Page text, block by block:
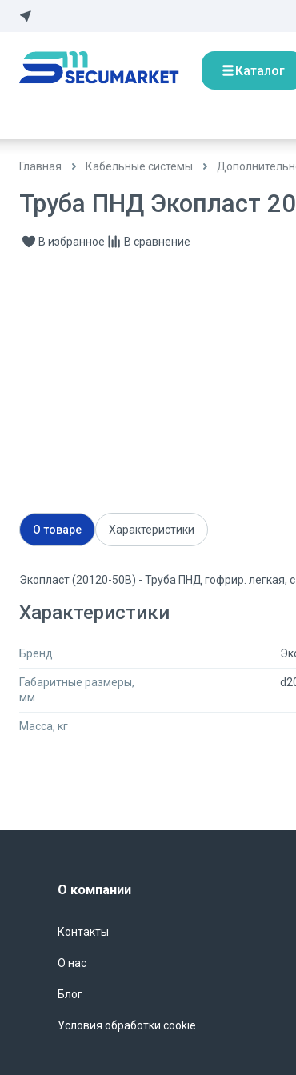
Каталог
Главная Кабельные системы
Труба ПНД Экопласт
В избранное В сравнение
О товаре Характеристики
Экопласт (20120-50B) - Труба ПНД гофрир.
Характеристики
Бренд
Габаритные размеры,
мм
Масса, кг
О компании
Контакты
О нас
Блог
Условия обработки cookie